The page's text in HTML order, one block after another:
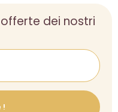
dei nostri
!